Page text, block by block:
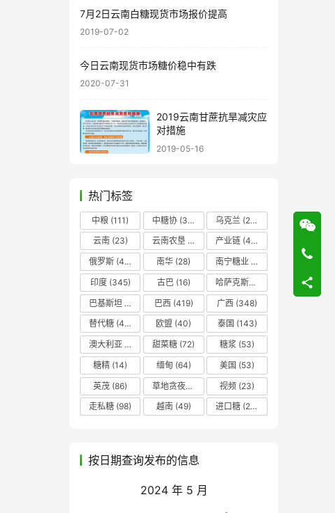
7月2日云南白糖现货市场报价提高
2019-07-02
今日云南现货市场糖价稳中有跌
2020-07-31
2019云南甘蔗抗旱减灾应
对措施
2019-05-16
热门标签
中粮 (111) 中糖协 (37) 乌克兰 (20)
云南(23) 云南农垦 产业链 (42)
俄罗斯 (43) 南华 (28) 南宁糖业
印度(345) 古巴(16) 哈萨克斯坦
巴基斯坦
巴西(419) 广西 (348)
替代糖 (48) 欧盟 (40) 泰国 (143)
澳大利亚
甜菜糖 (72) 糖浆 (53)
糖精 (14) 缅甸 (64) 美国 (53)
英茂 (86) 草地贪夜蛾 视频 (23)
走私糖 (98) 越南(49) 进口糖 (236)
按日期查询发布的信息
2024 年 5 月